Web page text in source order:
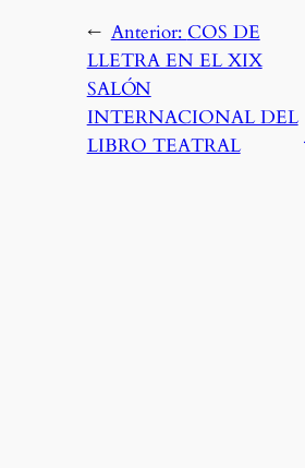
← Anterior: COS DE
LLETRA EN EL XIX
SALÓN
INTERNACIONAL DEL
LIBRO TEATRAL